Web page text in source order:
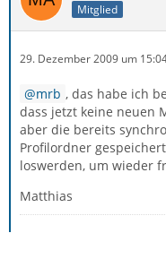
Mitglied
29. Dezember 2009 um
mrb , das habe ich
dass jetzt keine neuen
aber die bereits
Profilordner
loswerden, um wieder
Matthias